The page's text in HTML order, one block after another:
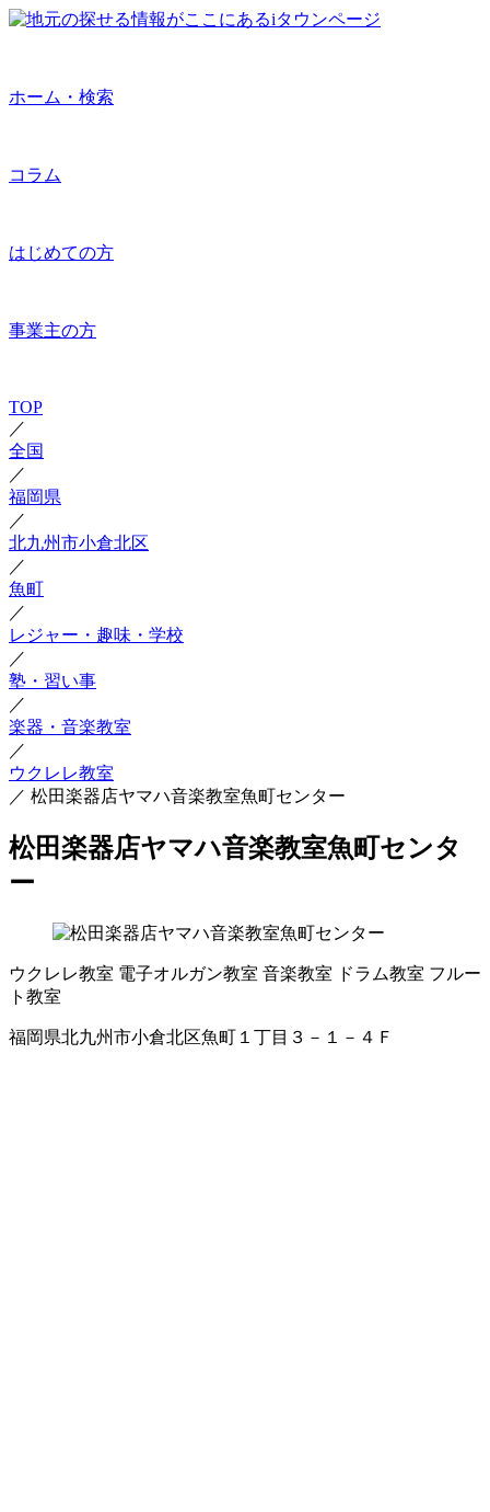
ホーム・検索
コラム
はじめての方
事業主の方
TOP
／
全国
／
福岡県
／
北九州市小倉北区
／
魚町
／
レジャー・趣味・学校
／
塾・習い事
／
楽器・音楽教室
／
ウクレレ教室
／ 松田楽器店ヤマハ音楽教室魚町センター
松田楽器店ヤマハ音楽教室魚町センタ
ー
ウクレレ教室 電子オルガン教室 音楽教室 ドラム教室 フルー
ト教室
福岡県北九州市小倉北区魚町１丁目３－１－４Ｆ